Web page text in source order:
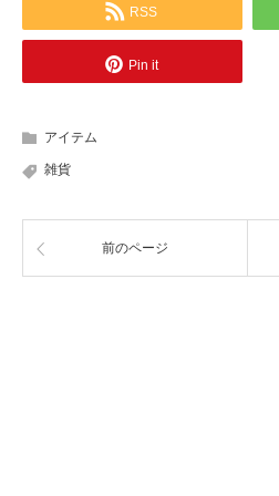
RSS
Pin it
アイテム
雑貨
前のページ